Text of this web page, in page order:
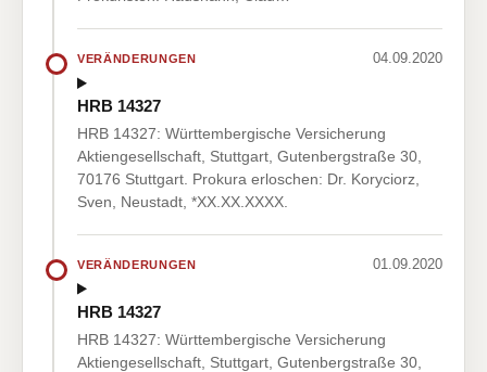
VERÄNDERUNGEN 04.09.2020
HRB 14327
HRB 14327: Württembergische Versicherung
Aktiengesellschaft, Stuttgart, Gutenbergstraße 30,
70176 Stuttgart. Prokura erloschen: Dr. Koryciorz,
Sven, Neustadt, *XX.XX.XXXX.
VERÄNDERUNGEN 01.09.2020
HRB 14327
HRB 14327: Württembergische Versicherung
Aktiengesellschaft, Stuttgart, Gutenbergstraße 30,